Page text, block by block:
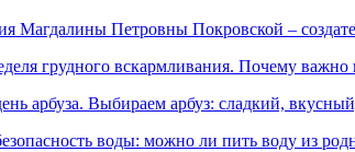
Магдалины Петровны Покровской –
грудного вскармливания. Почему
арбуза. Выбираем арбуз: сладкий,
воды: можно ли пить воду из